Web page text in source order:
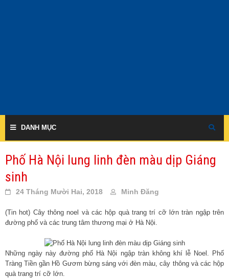
DANH MỤC
Phố Hà Nội lung linh đèn màu dịp Giáng
sinh
24 Tháng Mười Hai, 2018 Minh Đăng
(Tin hot) Cây thông noel và các hộp quà trang trí cỡ lớn tràn ngập trên
đường phố và các trung tâm thương mại ở Hà Nội.
Những ngày này đường phố Hà Nội ngập tràn không khí lễ Noel. Phố
Tràng Tiền gần Hồ Gươm bừng sáng với đèn màu, cây thông và các hộp
quà trang trí cỡ lớn.